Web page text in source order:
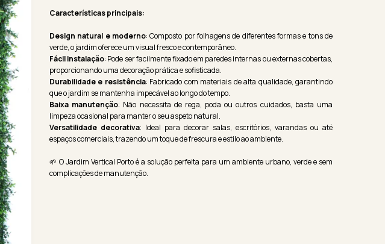
Características principais:
Design natural e moderno: Composto por folhagens de diferentes formas e tons de
verde, o jardim oferece um visual fresco e contemporâneo.
Fácil instalação: Pode ser facilmente fixado em paredes internas ou externas cobertas,
proporcionando uma decoração prática e sofisticada.
Durabilidade e resistência: Fabricado com materiais de alta qualidade, garantindo
que o jardim se mantenha impecável ao longo do tempo.
Baixa manutenção: Não necessita de rega, poda ou outros cuidados, basta uma
limpeza ocasional para manter o seu aspeto natural.
Versatilidade decorativa: Ideal para decorar salas, escritórios, varandas ou até
espaços comerciais, trazendo um toque de frescura e estilo ao ambiente.
🌱 O Jardim Vertical Porto é a solução perfeita para um ambiente urbano, verde e sem
complicações de manutenção.